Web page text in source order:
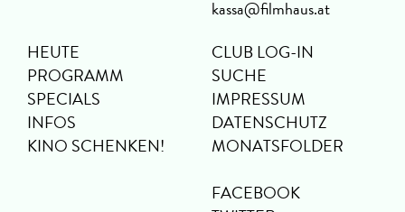
kassa@filmhaus.at
HEUTE
PROGRAMM
SPECIALS
INFOS
KINO SCHENKEN!
CLUB LOG-IN
SUCHE
IMPRESSUM
DATENSCHUTZ
MONATSFOLDER
FACEBOOK